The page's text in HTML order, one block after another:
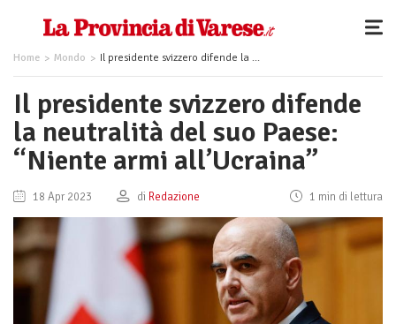
Home Mondo Il presidente svizzero difende la neutralità del suo Paese: “Niente armi all’Ucraina”
Il presidente svizzero difende
la neutralità del suo Paese:
“Niente armi all’Ucraina”
18 Apr 2023 di Redazione 1 min di lettura